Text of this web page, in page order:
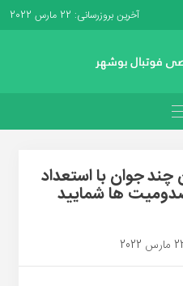
آخرین بروزرسانی: 22 مارس 2022
جوان با استعداد
ها شمایید